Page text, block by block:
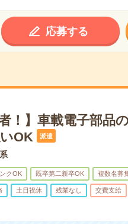
応募する
！】車載電子部品
OK
派遣
クOK 既卒第二新卒OK 複数名募
土日祝休 残業なし 交費支給